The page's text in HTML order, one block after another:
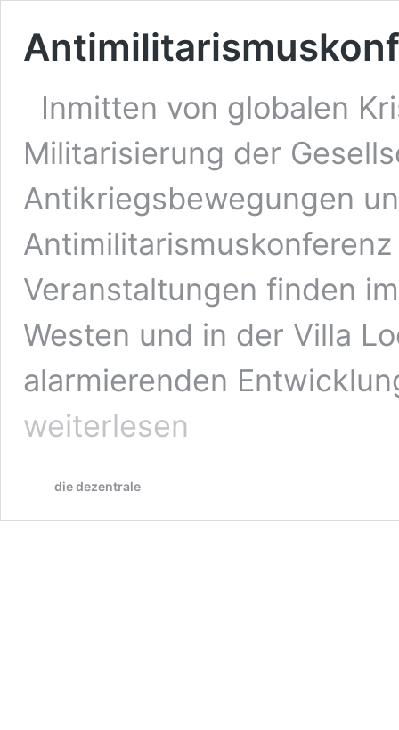
Inmitten von globalen
Militarisierung der
Antikriegsbewegungen
Veranstaltungen finden
Westen und in der Villa
alarmierenden
Antimilitarismuskonferenz
Kassel
weiterlesen
die dezentrale